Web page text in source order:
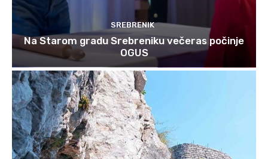
SREBRENIK
Na Starom gradu Srebreniku večeras počinje
OGUS